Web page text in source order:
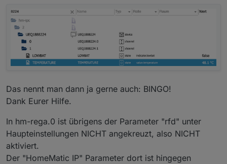
Das nennt man dann ja gerne auch: BINGO!
Dank Eurer Hilfe.
In hm-rega.0 ist übrigens der Parameter "rfd" unter
Haupteinstellungen NICHT angekreuzt, also NICHT
aktiviert.
Der "HomeMatic IP" Parameter dort ist hingegen